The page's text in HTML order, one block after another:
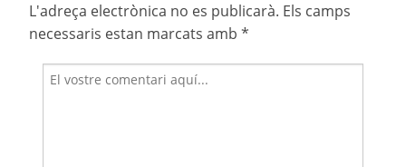
L'adreça electrònica no es publicarà. Els camps
necessaris estan marcats amb *